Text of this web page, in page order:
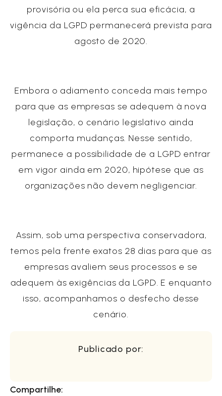
provisória ou ela perca sua eficácia, a
vigência da LGPD permanecerá prevista para
agosto de 2020.
Embora o adiamento conceda mais tempo
para que as empresas se adequem à nova
legislação, o cenário legislativo ainda
comporta mudanças. Nesse sentido,
permanece a possibilidade de a LGPD entrar
em vigor ainda em 2020, hipótese que as
organizações não devem negligenciar.
Assim, sob uma perspectiva conservadora,
temos pela frente exatos 28 dias para que as
empresas avaliem seus processos e se
adequem às exigências da LGPD. E enquanto
isso, acompanhamos o desfecho desse
cenário.
Publicado por:
Compartilhe: